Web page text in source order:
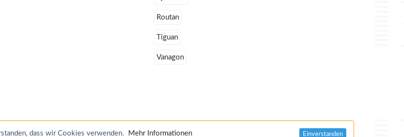
Routan
Tiguan
Vanagon
dass wir Cookies verwenden. Mehr Informationen Einverstanden